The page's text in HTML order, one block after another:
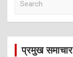
c
प्रमुख समाचार